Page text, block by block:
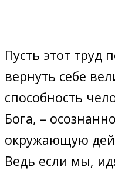
Пусть этот труд
вернуть себе
способность
Бога, –
окружающую
Ведь если мы,